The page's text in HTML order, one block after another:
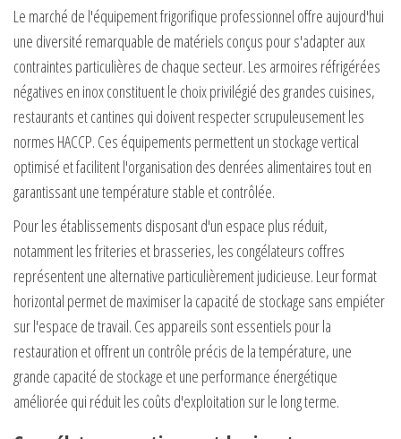
Le marché de l'équipement frigorifique professionnel offre aujourd'hui
une diversité remarquable de matériels conçus pour s'adapter aux
contraintes particulières de chaque secteur. Les armoires réfrigérées
négatives en inox constituent le choix privilégié des grandes cuisines,
restaurants et cantines qui doivent respecter scrupuleusement les
normes HACCP. Ces équipements permettent un stockage vertical
optimisé et facilitent l'organisation des denrées alimentaires tout en
garantissant une température stable et contrôlée.
Pour les établissements disposant d'un espace plus réduit,
notamment les friteries et brasseries, les congélateurs coffres
représentent une alternative particulièrement judicieuse. Leur format
horizontal permet de maximiser la capacité de stockage sans empiéter
sur l'espace de travail. Ces appareils sont essentiels pour la
restauration et offrent un contrôle précis de la température, une
grande capacité de stockage et une performance énergétique
améliorée qui réduit les coûts d'exploitation sur le long terme.